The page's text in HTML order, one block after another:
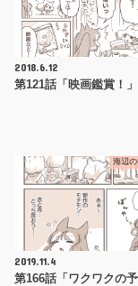
2018.6.12
第121話「映画鑑賞！」
海辺
2019.11.4
第166話「ワクワクの予